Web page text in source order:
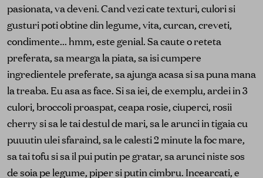
pasionata, va deveni. Cand vezi cate texturi, culori si
gusturi poti obtine din legume, vita, curcan, creveti,
condimente... hmm, este genial. Sa caute o reteta
preferata, sa mearga la piata, sa isi cumpere
ingredientele preferate, sa ajunga acasa si sa puna mana
la treaba. Eu asa as face. Si sa iei, de exemplu, ardei in 3
culori, broccoli proaspat, ceapa rosie, ciuperci, rosii
cherry si sa le tai destul de mari, sa le arunci in tigaia cu
puuutin ulei sfaraind, sa le calesti 2 minute la foc mare,
sa tai tofu si sa il pui putin pe gratar, sa arunci niste sos
de soia pe legume, piper si putin cimbru. Incearcati, e